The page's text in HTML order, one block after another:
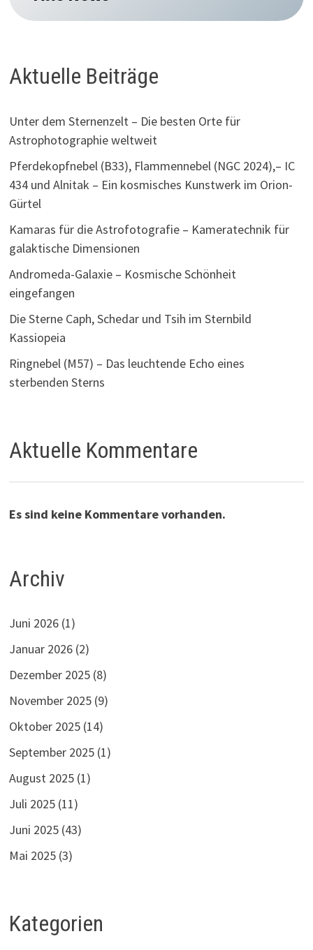
Aktuelle Beiträge
Unter dem Sternenzelt – Die besten Orte für
Astrophotographie weltweit
Pferdekopfnebel (B33), Flammennebel (NGC 2024),– IC
434 und Alnitak – Ein kosmisches Kunstwerk im Orion-
Gürtel
Kamaras für die Astrofotografie – Kameratechnik für
galaktische Dimensionen
Andromeda-Galaxie – Kosmische Schönheit
eingefangen
Die Sterne Caph, Schedar und Tsih im Sternbild
Kassiopeia
Ringnebel (M57) – Das leuchtende Echo eines
sterbenden Sterns
Aktuelle Kommentare
Es sind keine Kommentare vorhanden.
Archiv
Juni 2026 (1)
Januar 2026 (2)
Dezember 2025 (8)
November 2025 (9)
Oktober 2025 (14)
September 2025 (1)
August 2025 (1)
Juli 2025 (11)
Juni 2025 (43)
Mai 2025 (3)
Kategorien